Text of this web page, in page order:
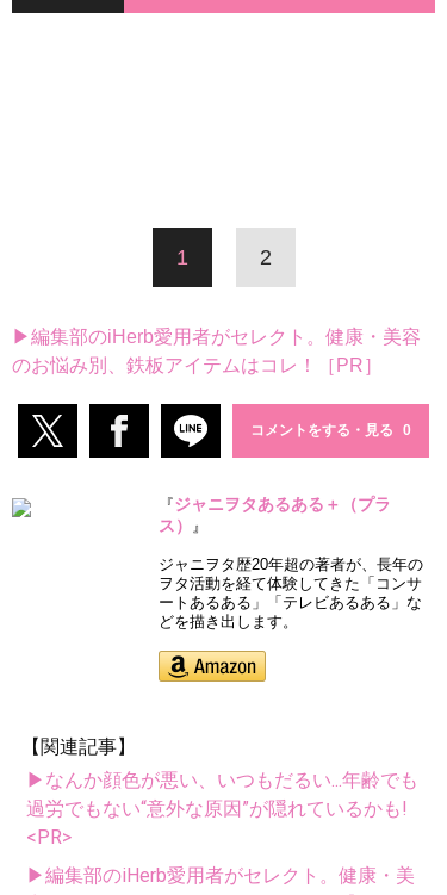
1 2
▶編集部のiHerb愛用者がセレクト。健康・美容
のお悩み別、鉄板アイテムはコレ！［PR］
コメントをする・見る
『ジャニヲタあるある＋（プラ
ス） 』
ジャニヲタ歴20年超の著者が、長年の
ヲタ活動を経て体験してきた「コンサ
ートあるある」「テレビあるある」な
どを描き出します。
【関連記事】
▶なんか顔色が悪い、いつもだるい...年齢でも
過労でもない“意外な原因”が隠れているかも!
<PR>
▶編集部のiHerb愛用者がセレクト。健康・美